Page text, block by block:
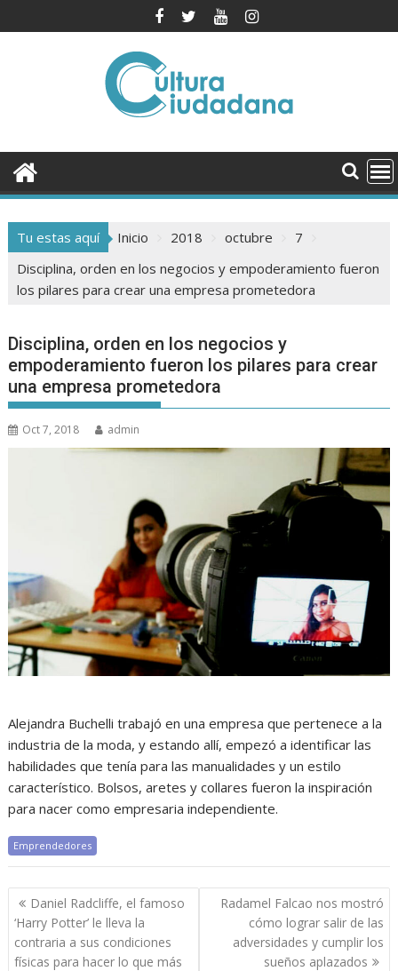
al
Tu estas aquí Inicio 2018 octubre
7
Disciplina, orden en los negocios y empoderamiento fueron
los pilares para crear una empresa prometedora
Disciplina, orden en los negocios y
empoderamiento fueron los pilares para crear
una empresa prometedora
Oct 7, 2018 admin
Alejandra Buchelli trabajó en una empresa que pertenece a la
industria de la moda, y estando allí, empezó a identificar las
habilidades que tenía para las manualidades y un estilo
característico. Bolsos, aretes y collares fueron la inspiración
para nacer como empresaria independiente.
Emprendedores
Navegación
de
entradas
Daniel Radcliffe, el famoso
‘Harry Potter’ le lleva la
contraria a sus condiciones
físicas para hacer lo que más
Radamel Falcao nos mostró
cómo lograr salir de las
adversidades y cumplir los
sueños aplazados